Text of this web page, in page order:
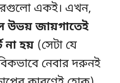
একই। এখন,
উভয় জায়গাতেই
না হয় (সেটা যে
নেবার দরুনই